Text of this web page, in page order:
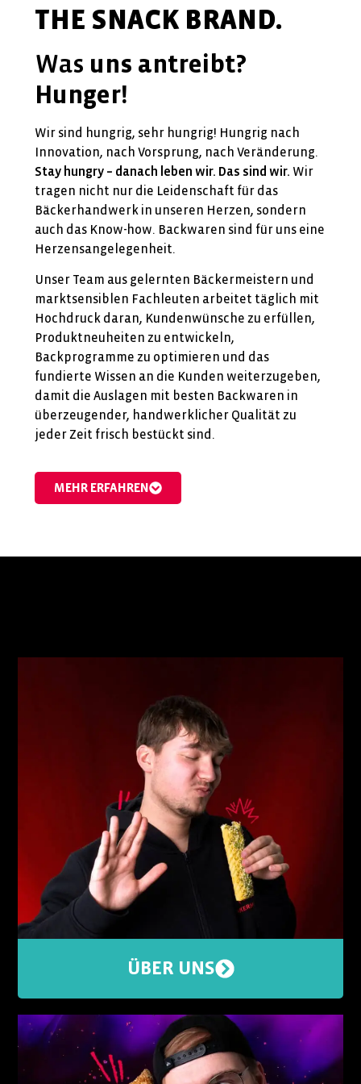
THE SNACK BRAND.
Was uns antreibt?
Hunger!
Wir sind hungrig, sehr hungrig! Hungrig nach
Innovation, nach Vorsprung, nach Veränderung.
Stay hungry – danach leben wir. Das sind wir. Wir
tragen nicht nur die Leidenschaft für das
Bäckerhandwerk in unseren Herzen, sondern
auch das Know-how. Backwaren sind für uns eine
Herzensangelegenheit.
Unser Team aus gelernten Bäckermeistern und
marktsensiblen Fachleuten arbeitet täglich mit
Hochdruck daran, Kundenwünsche zu erfüllen,
Produktneuheiten zu entwickeln,
Backprogramme zu optimieren und das
fundierte Wissen an die Kunden weiterzugeben,
damit die Auslagen mit besten Backwaren in
überzeugender, handwerklicher Qualität zu
jeder Zeit frisch bestückt sind.
MEHR ERFAHREN
ÜBER UNS